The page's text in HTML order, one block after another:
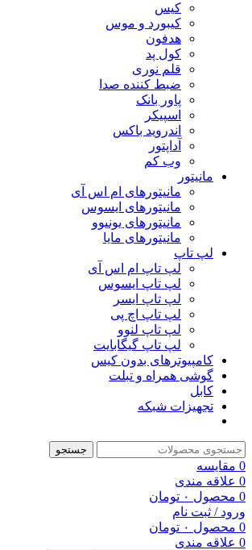
کیس
کیبورد و موس
هدفون
کول پد
قلم نوری
ضبط کننده صدا
پاور بانک
اسپیکر
اندروید باکس
آداپتور
وب کم
مانیتور
مانیتورهای ام اس آی
مانیتورهای ایسوس
مانیتورهای یونیوو
مانیتورهای مایا
لپ تاپ
لپ تاپ ام اس آی
لپ تاپ ایسوس
لپ تاپ ایسر
لپ تاپ اچ پی
لپ تاپ لنوو
لپ تاپ گیگابایت
کامپیوترهای بدون کیس
گوشی همراه و تبلت
کابل
تجهیزات شبکه
جستجو
0 مقایسه
0 علاقه مندی
0 محصول ۰ تومان
ورود / ثبت نام
0 محصول ۰ تومان
0 علاقه مندی